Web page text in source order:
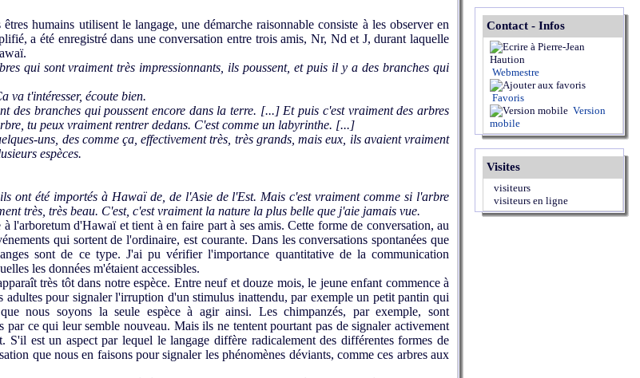
humains utilisent le langage, une démarche raisonnable consiste à les observer en
a été enregistré dans une conversation entre trois amis, Nr, Nd et J, durant laquelle
qui sont vraiment très impressionnants, ils poussent, et puis il y a des branches qui
va t'intéresser, écoute bien.
des branches qui poussent encore dans la terre. [...] Et puis c'est vraiment des arbres
tu peux vraiment rentrer dedans. C'est comme un labyrinthe. [...]
uns, des comme ça, effectivement très, très grands, mais eux, ils avaient vraiment
espèces.
ont été importés à Hawaï de, de l'Asie de l'Est. Mais c'est vraiment comme si l'arbre
très, très beau. C'est, c'est vraiment la nature la plus belle que j'aie jamais vue.
l'arboretum d'Hawaï et tient à en faire part à ses amis. Cette forme de conversation, au
qui sortent de l'ordinaire, est courante. Dans les conversations spontanées que
sont de ce type. J'ai pu vérifier l'importance quantitative de la communication
les données m'étaient accessibles.
très tôt dans notre espèce. Entre neuf et douze mois, le jeune enfant commence à
adultes pour signaler l'irruption d'un stimulus inattendu, par exemple un petit pantin qui
nous soyons la seule espèce à agir ainsi. Les chimpanzés, par exemple, sont
par ce qui leur semble nouveau. Mais ils ne tentent pourtant pas de signaler activement
S'il est un aspect par lequel le langage diffère radicalement des différentes formes de
que nous en faisons pour signaler les phénomènes déviants, comme ces arbres aux
Contact - Infos
Webmestre
Favoris
Version
mobile
Visites
visiteurs
visiteurs en ligne